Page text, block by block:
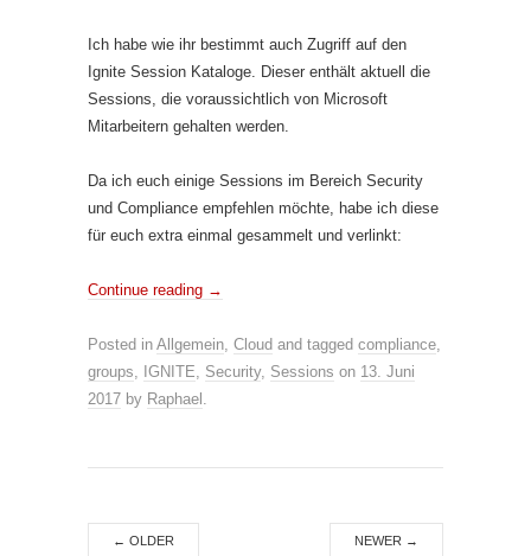
Ich habe wie ihr bestimmt auch Zugriff auf den
Ignite Session Kataloge. Dieser enthält aktuell die
Sessions, die voraussichtlich von Microsoft
Mitarbeitern gehalten werden.
Da ich euch einige Sessions im Bereich Security
und Compliance empfehlen möchte, habe ich diese
für euch extra einmal gesammelt und verlinkt:
Continue reading →
Posted in Allgemein, Cloud and tagged compliance,
groups, IGNITE, Security, Sessions on 13. Juni
2017 by Raphael .
← OLDER NEWER →